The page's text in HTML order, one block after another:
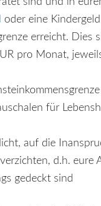
oder eine
erreicht. Dies
pro Monat,
für
auf die
d.h. eure
gedeckt sind